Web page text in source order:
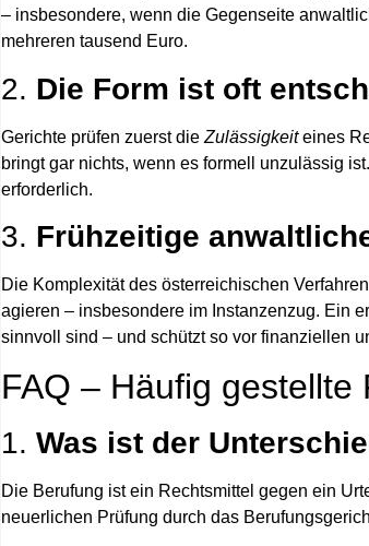
– insbesondere, wenn die Gegenseite
mehreren tausend Euro.
2. Die Form ist oft
Gerichte prüfen zuerst die Zulässigkeiteines
bringt gar nichts, wenn es formell unzulässig
erforderlich.
3. Frühzeitige
Die Komplexität des österreichischen
agieren – insbesondere im Instanzenzug. Ein
sinnvoll sind – und schützt so vor finanziellen
FAQ – Häufig
1. Was ist der
Die Berufung ist ein Rechtsmittel gegen ein
neuerlichen Prüfung durch das